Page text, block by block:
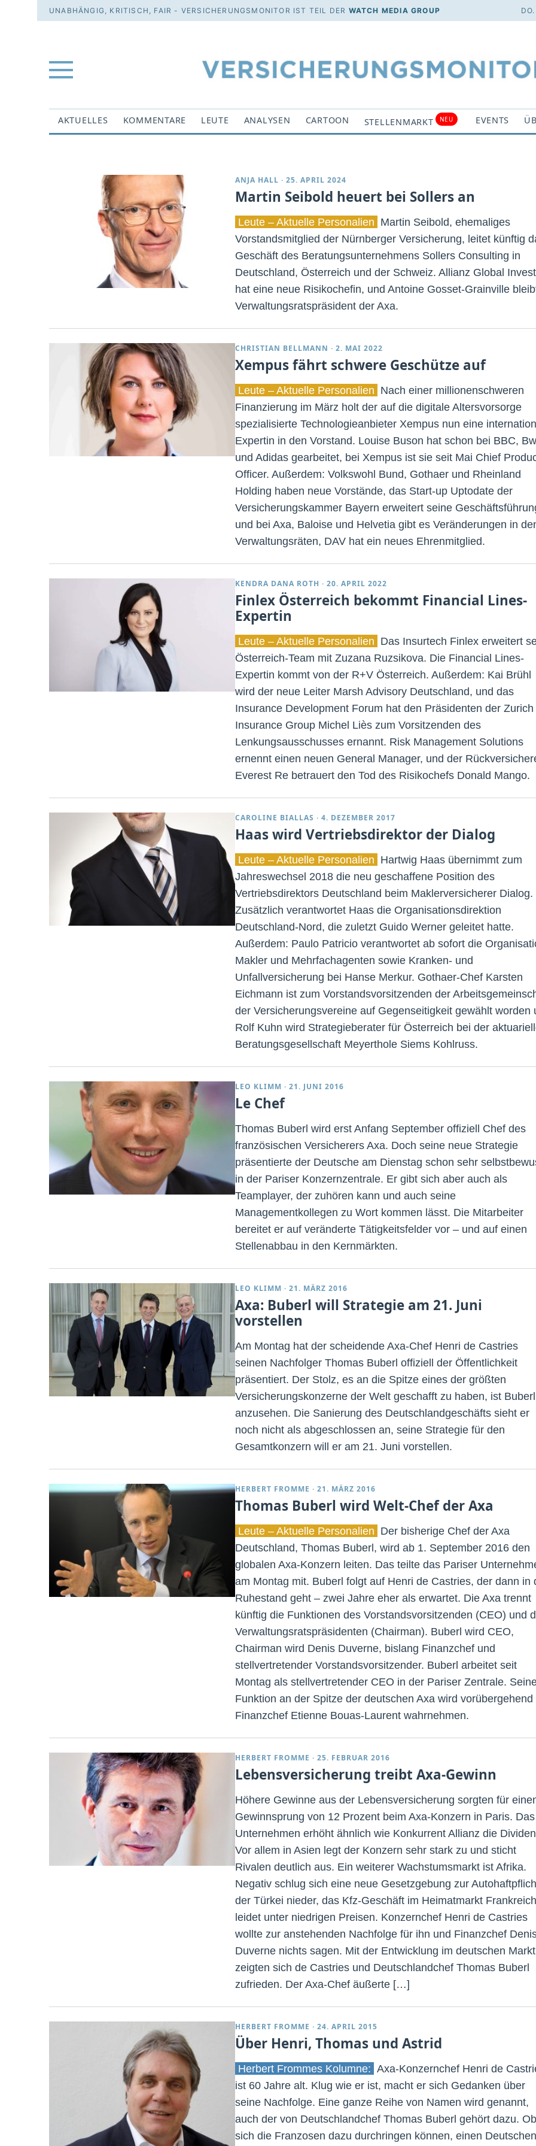
UNABHÄNGIG, KRITISCH, FAIR - VERSICHERUNGSMONITOR IST TEIL DER WATCH MEDIA GROUP
AKTUELLES KOMMENTARE LEUTE ANALYSEN CARTOON STELLENMARKT NEU EVENTS
ANJA HALL · 25. APRIL 2024
Martin Seibold heuert bei Sollers an
Leute – Aktuelle Personalien Martin Seibold, ehemaliges
Vorstandsmitglied der Nürnberger Versicherung, leitet künftig
Geschäft des Beratungsunternehmens Sollers Consulting in
Deutschland, Österreich und der Schweiz. Allianz Global
hat eine neue Risikochefin, und Antoine Gosset-Grainville
Verwaltungsratspräsident der Axa.
CHRISTIAN BELLMANN · 2. MAI 2022
Xempus fährt schwere Geschütze auf
Leute – Aktuelle Personalien Nach einer millionenschweren
Finanzierung im März holt der auf die digitale Altersvorsorge
spezialisierte Technologieanbieter Xempus nun eine
Expertin in den Vorstand. Louise Buson hat schon bei BBC,
und Adidas gearbeitet, bei Xempus ist sie seit Mai Chief
Officer. Außerdem: Volkswohl Bund, Gothaer und Rheinland
Holding haben neue Vorstände, das Start-up Uptodate der
Versicherungskammer Bayern erweitert seine
und bei Axa, Baloise und Helvetia gibt es Veränderungen in
Verwaltungsräten, DAV hat ein neues Ehrenmitglied.
KENDRA DANA ROTH · 20. APRIL 2022
Finlex Österreich bekommt Financial Lines-
Expertin
Leute – Aktuelle Personalien Das Insurtech Finlex erweitert
Österreich-Team mit Zuzana Ruzsikova. Die Financial Lines-
Expertin kommt von der R+V Österreich. Außerdem: Kai Brühl
wird der neue Leiter Marsh Advisory Deutschland, und das
Insurance Development Forum hat den Präsidenten der Zurich
Insurance Group Michel Liès zum Vorsitzenden des
Lenkungsausschusses ernannt. Risk Management Solutions
ernennt einen neuen General Manager, und der
Everest Re betrauert den Tod des Risikochefs Donald Mango.
CAROLINE BIALLAS · 4. DEZEMBER 2017
Haas wird Vertriebsdirektor der Dialog
Leute – Aktuelle Personalien Hartwig Haas übernimmt zum
Jahreswechsel 2018 die neu geschaffene Position des
Vertriebsdirektors Deutschland beim Maklerversicherer Dialog.
Zusätzlich verantwortet Haas die Organisationsdirektion
Deutschland-Nord, die zuletzt Guido Werner geleitet hatte.
Außerdem: Paulo Patricio verantwortet ab sofort die
Makler und Mehrfachagenten sowie Kranken- und
Unfallversicherung bei Hanse Merkur. Gothaer-Chef Karsten
Eichmann ist zum Vorstandsvorsitzenden der
der Versicherungsvereine auf Gegenseitigkeit gewählt worden
Rolf Kuhn wird Strategieberater für Österreich bei der
Beratungsgesellschaft Meyerthole Siems Kohlruss.
LEO KLIMM · 21. JUNI 2016
Le Chef
Thomas Buberl wird erst Anfang September offiziell Chef des
französischen Versicherers Axa. Doch seine neue Strategie
präsentierte der Deutsche am Dienstag schon sehr
in der Pariser Konzernzentrale. Er gibt sich aber auch als
Teamplayer, der zuhören kann und auch seine
Managementkollegen zu Wort kommen lässt. Die Mitarbeiter
bereitet er auf veränderte Tätigkeitsfelder vor – und auf einen
Stellenabbau in den Kernmärkten.
LEO KLIMM · 21. MÄRZ 2016
Axa: Buberl will Strategie am 21. Juni
vorstellen
Am Montag hat der scheidende Axa-Chef Henri de Castries
seinen Nachfolger Thomas Buberl offiziell der Öffentlichkeit
präsentiert. Der Stolz, es an die Spitze eines der größten
Versicherungskonzerne der Welt geschafft zu haben, ist Buberl
anzusehen. Die Sanierung des Deutschlandgeschäfts sieht er
noch nicht als abgeschlossen an, seine Strategie für den
Gesamtkonzern will er am 21. Juni vorstellen.
HERBERT FROMME · 21. MÄRZ 2016
Thomas Buberl wird Welt-Chef der Axa
Leute – Aktuelle Personalien Der bisherige Chef der Axa
Deutschland, Thomas Buberl, wird ab 1. September 2016 den
globalen Axa-Konzern leiten. Das teilte das Pariser
am Montag mit. Buberl folgt auf Henri de Castries, der dann in
Ruhestand geht – zwei Jahre eher als erwartet. Die Axa trennt
künftig die Funktionen des Vorstandsvorsitzenden (CEO) und
Verwaltungsratspräsidenten (Chairman). Buberl wird CEO,
Chairman wird Denis Duverne, bislang Finanzchef und
stellvertretender Vorstandsvorsitzender. Buberl arbeitet seit
Montag als stellvertretender CEO in der Pariser Zentrale.
Funktion an der Spitze der deutschen Axa wird vorübergehend
Finanzchef Etienne Bouas-Laurent wahrnehmen.
HERBERT FROMME · 25. FEBRUAR 2016
Lebensversicherung treibt Axa-Gewinn
Höhere Gewinne aus der Lebensversicherung sorgten für
Gewinnsprung von 12 Prozent beim Axa-Konzern in Paris. Das
Unternehmen erhöht ähnlich wie Konkurrent Allianz die
Vor allem in Asien legt der Konzern sehr stark zu und sticht
Rivalen deutlich aus. Ein weiterer Wachstumsmarkt ist Afrika.
Negativ schlug sich eine neue Gesetzgebung zur
der Türkei nieder, das Kfz-Geschäft im Heimatmarkt Frankreich
leidet unter niedrigen Preisen. Konzernchef Henri de Castries
wollte zur anstehenden Nachfolge für ihn und Finanzchef
Duverne nichts sagen. Mit der Entwicklung im deutschen Markt
zeigten sich de Castries und Deutschlandchef Thomas Buberl
zufrieden. Der Axa-Chef äußerte […]
HERBERT FROMME · 24. APRIL 2015
Über Henri, Thomas und Astrid
Herbert Frommes Kolumne: Axa-Konzernchef Henri de
ist 60 Jahre alt. Klug wie er ist, macht er sich Gedanken über
seine Nachfolge. Eine ganze Reihe von Namen wird genannt,
auch der von Deutschlandchef Thomas Buberl gehört dazu. Ob
sich die Franzosen dazu durchringen können, einen Deutschen